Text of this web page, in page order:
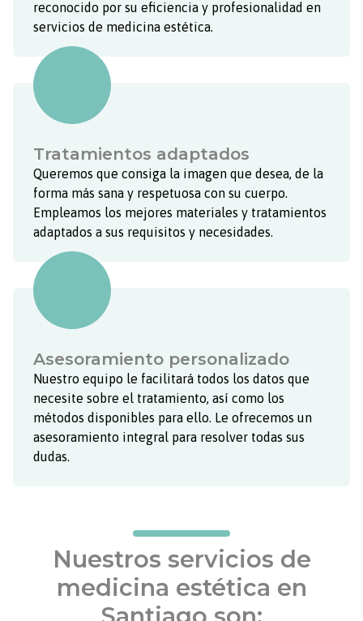
Tratamientos adaptados
Queremos que consiga la imagen que desea, de la
forma más sana y respetuosa con su cuerpo.
Empleamos
los mejores materiales y tratamientos
adaptados a sus requisitos y necesidades.
Asesoramiento personalizado
Nuestro equipo le facilitará todos los datos que
necesite sobre el tratamiento, así como los
métodos disponibles para ello. Le ofrecemos un
asesoramiento integral para resolver todas sus
Nuestros servicios de
medicina estética en
Santiago son: